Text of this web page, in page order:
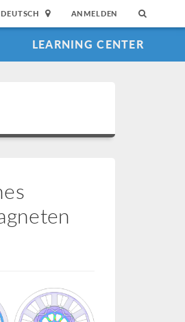
DEUTSCH ANMELDEN
LEARNING CENTER